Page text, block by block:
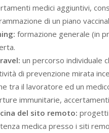
medici aggiuntivi,
di un piano
formazione generale (in
un percorso individuale
di prevenzione mirata
tra il lavoratore ed un
immunitarie,
del sito remoto: progetti
medica presso i siti